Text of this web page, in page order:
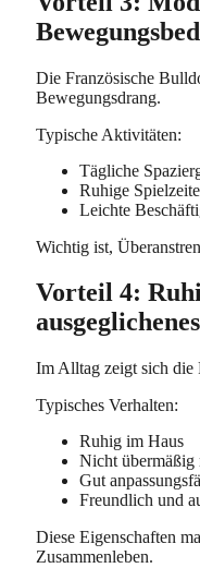
Die Französische
Bewegungsdrang.
Typische Aktivitäten:
Tägliche
Ruhige
Leichte
Wichtig ist,
Vorteil 4:
Im Alltag zeigt sich die
Typisches Verhalten:
Ruhig im Haus
Nicht übermäßig
Gut
Freundlich und
Diese Eigenschaften
Zusammenleben.